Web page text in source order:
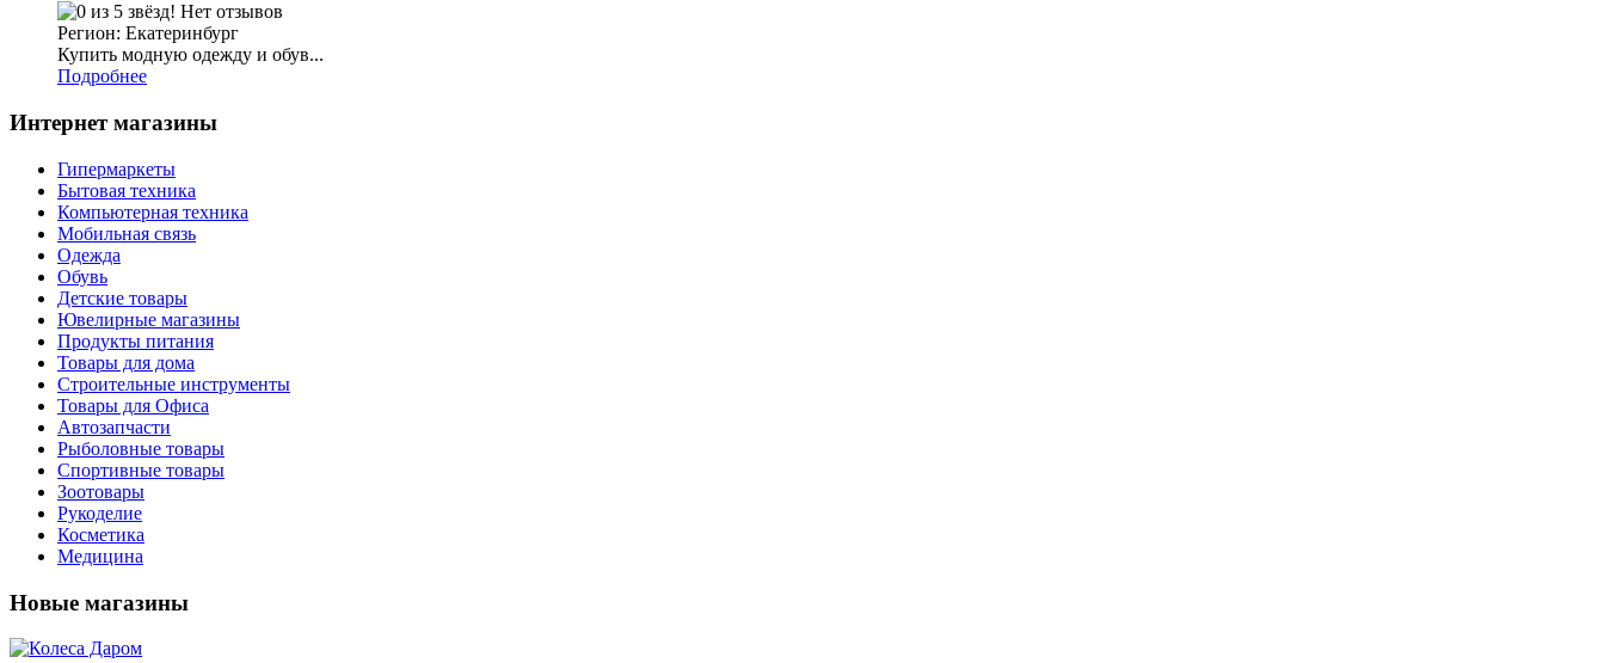
Нет отзывов
Регион: Екатеринбург
Купить модную одежду и обув...
Подробнее
Интернет магазины
Гипермаркеты
Бытовая техника
Компьютерная техника
Мобильная связь
Одежда
Обувь
Детские товары
Ювелирные магазины
Продукты питания
Товары для дома
Строительные инструменты
Товары для Офиса
Автозапчасти
Рыболовные товары
Спортивные товары
Зоотовары
Рукоделие
Косметика
Медицина
Новые магазины